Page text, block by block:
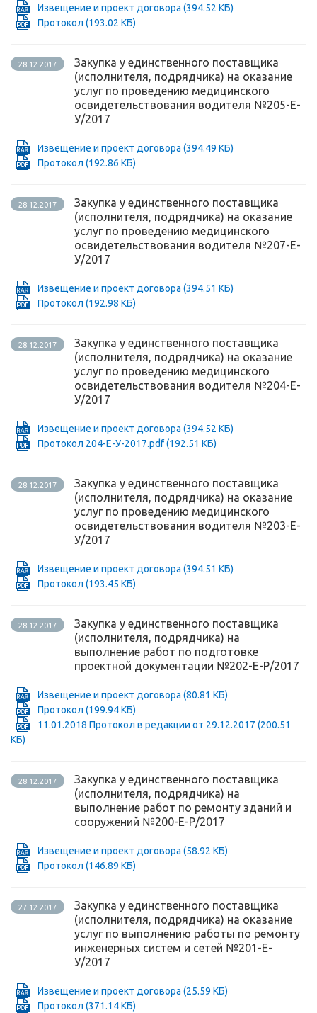
Извещение и проект договора (394.52 КБ)
Протокол (193.02 КБ)
28.12.2017
Закупка у единственного поставщика
(исполнителя, подрядчика) на оказание
услуг по проведению медицинского
освидетельствования водителя №205-Е-
У/2017
Извещение и проект договора (394.49 КБ)
Протокол (192.86 КБ)
28.12.2017
Закупка у единственного поставщика
(исполнителя, подрядчика) на оказание
услуг по проведению медицинского
освидетельствования водителя №207-Е-
У/2017
Извещение и проект договора (394.51 КБ)
Протокол (192.98 КБ)
28.12.2017
Закупка у единственного поставщика
(исполнителя, подрядчика) на оказание
услуг по проведению медицинского
освидетельствования водителя №204-Е-
У/2017
Извещение и проект договора (394.52 КБ)
Протокол 204-Е-У-2017.pdf(192.51 КБ)
28.12.2017
Закупка у единственного поставщика
(исполнителя, подрядчика) на оказание
услуг по проведению медицинского
освидетельствования водителя №203-Е-
У/2017
Извещение и проект договора (394.51 КБ)
Протокол (193.45 КБ)
28.12.2017
Закупка у единственного поставщика
(исполнителя, подрядчика) на
выполнение работ по подготовке
проектной документации №202-Е-Р/2017
Извещение и проект договора (80.81 КБ)
Протокол (199.94 КБ)
11.01.2018 Протокол в редакции от 29.12.2017 (200.51
КБ)
28.12.2017
Закупка у единственного поставщика
(исполнителя, подрядчика) на
выполнение работ по ремонту зданий и
сооружений №200-Е-Р/2017
Извещение и проект договора (58.92 КБ)
Протокол (146.89 КБ)
27.12.2017
Закупка у единственного поставщика
(исполнителя, подрядчика) на оказание
услуг по выполнению работы по ремонту
инженерных систем и сетей №201-Е-
У/2017
Извещение и проект договора (25.59 КБ)
Протокол (371.14 КБ)